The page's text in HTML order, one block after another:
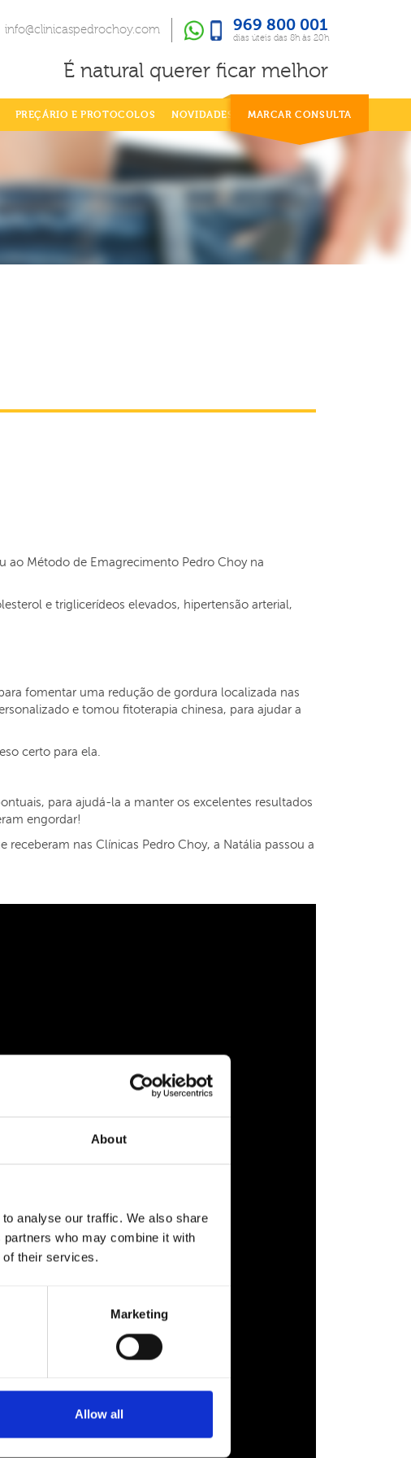
About
analyse our traffic. We also share
who may combine it with
of their services.
Marketing
Allow all
969 800 001
dias úteis das 8h às 20h
info@clinicaspedrochoy.com 969 800 001
dias úteis das 8h às 20h
É natural querer ficar melhor
PREÇÁRIO E PROTOCOLOS NOVIDADES MARCAR CONSULTA
ao Método de Emagrecimento Pedro Choy na
e triglicerídeos elevados, hipertensão arterial,
fomentar uma redução de gordura localizada nas
e tomou fitoterapia chinesa, para ajudar a
certo para ela.
para ajudá-la a manter os excelentes resultados
engordar!
nas Clínicas Pedro Choy, a Natália passou a